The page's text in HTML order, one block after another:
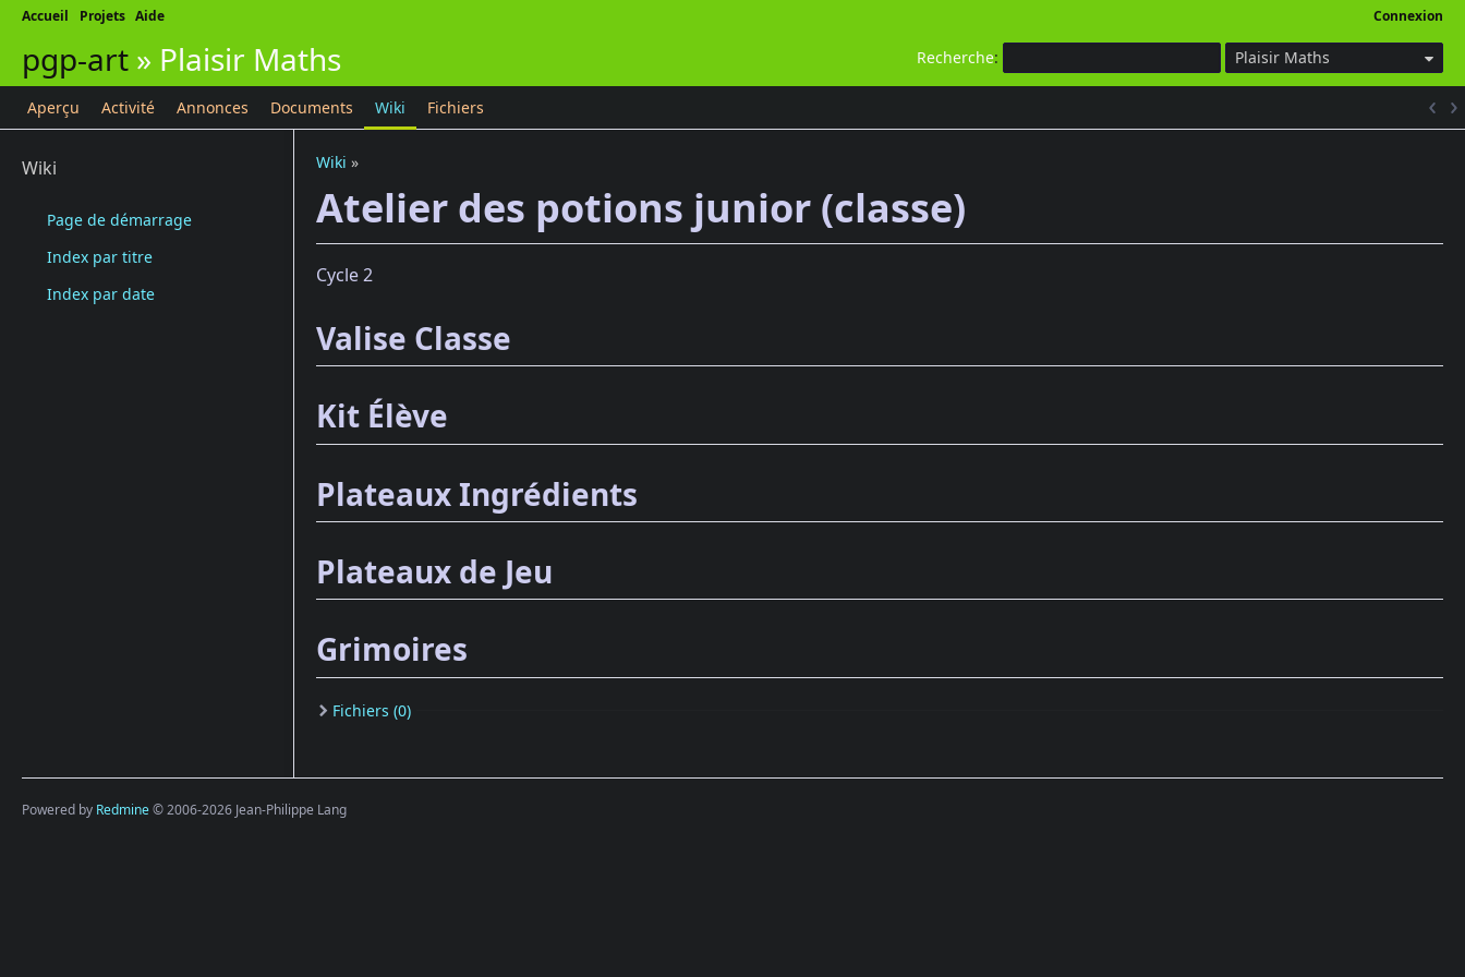
Connexion
Accueil Projets Aide
Recherche: Plaisir Maths
pgp-art » Plaisir Maths
Aperçu Activité Annonces Documents Wiki Fichiers
Wiki
Page de démarrage
Index par titre
Index par date
Wiki »
Atelier des potions junior (classe)
Cycle 2
Valise Classe
Kit Élève
Plateaux Ingrédients
Plateaux de Jeu
Grimoires
Fichiers (0)
Powered by Redmine© 2006-2026 Jean-Philippe Lang